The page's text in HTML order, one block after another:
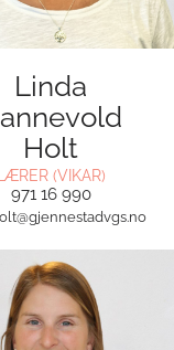
Linda
Holt
LÆRER (VIKAR)
971 16 990